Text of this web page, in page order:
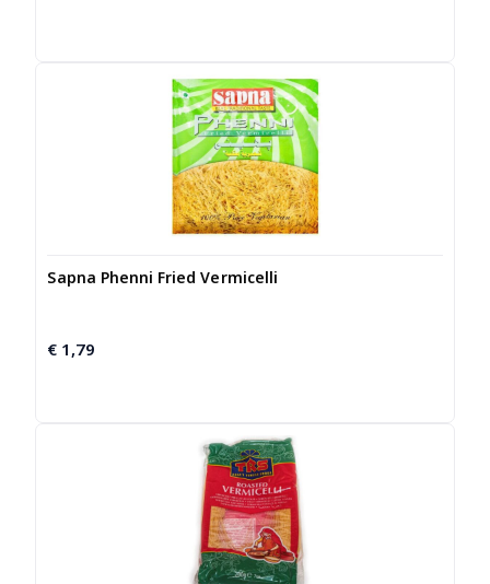
Sapna Phenni Fried Vermicelli
€ 1,79